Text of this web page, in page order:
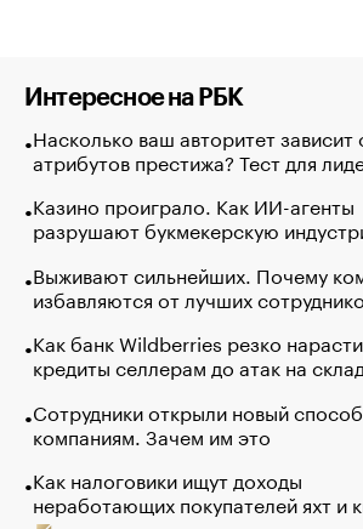
Интересное на РБК
Насколько ваш авторитет зависит
атрибутов престижа? Тест для
Казино проиграло. Как ИИ-агенты
разрушают букмекерскую
Выживают сильнейших. Почему
избавляются от лучших
Как банк Wildberries резко
кредиты селлерам до атак на
Сотрудники открыли новый
компаниям. Зачем им это
Как налоговики ищут доходы
неработающих покупателей яхт и